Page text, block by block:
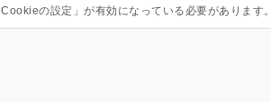
の設定」が有効になっている必要があります。